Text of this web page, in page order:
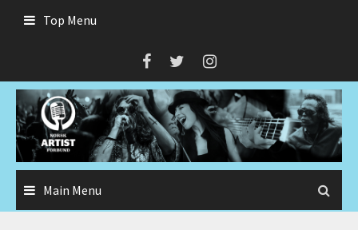
Top Menu
Main Menu